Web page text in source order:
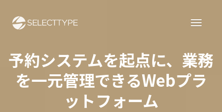
予約システムを起点に、業務
を一元管理できるWebプラ
ットフォーム